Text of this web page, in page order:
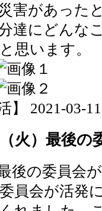
害があった
達にどんな
思います。
】 2021-03-
火）最後の
後の委員会
員会が活発